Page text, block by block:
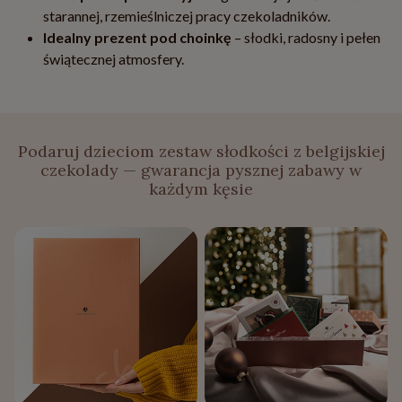
starannej, rzemieślniczej pracy czekoladników.
Idealny prezent pod choinkę – słodki, radosny i pełen
świątecznej atmosfery.
Podaruj dzieciom zestaw słodkości z belgijskiej
czekolady — gwarancja pysznej zabawy w
każdym kęsie